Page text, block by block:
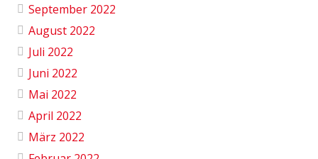
September 2022
August 2022
Juli 2022
Juni 2022
Mai 2022
April 2022
März 2022